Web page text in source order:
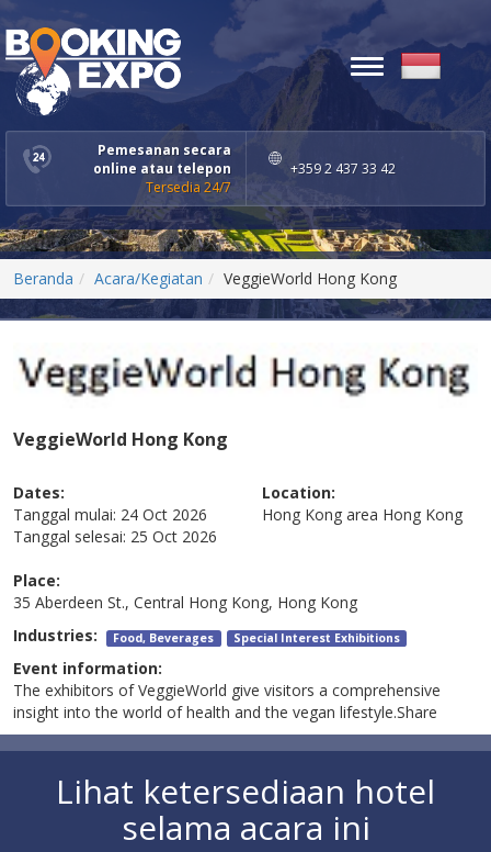
Pemesanan secara
online atau telepon
Tersedia 24/7
+359 2 437 33 42
Toggle
navigation
Beranda Acara/Kegiatan VeggieWorld Hong Kong
VeggieWorld Hong Kong
Dates:
Tanggal mulai: 24 Oct 2026
Tanggal selesai: 25 Oct 2026
Location:
Hong Kong area Hong Kong
Place:
35 Aberdeen St., Central Hong Kong, Hong Kong
Industries: Food, Beverages Special Interest Exhibitions
Event information:
The exhibitors of VeggieWorld give visitors a comprehensive
insight into the world of health and the vegan lifestyle.Share
Lihat ketersediaan hotel
selama acara ini